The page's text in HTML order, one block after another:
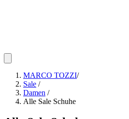
MARCO TOZZI/
Sale /
Damen /
Alle Sale Schuhe